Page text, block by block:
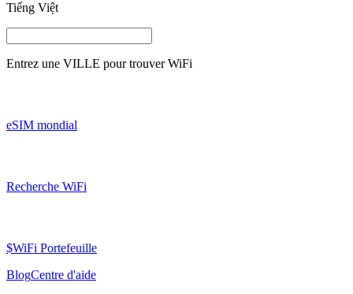
Tiếng Việt
Entrez une VILLE pour trouver WiFi
eSIM mondial
Recherche WiFi
$WiFi Portefeuille
BlogCentre d'aide